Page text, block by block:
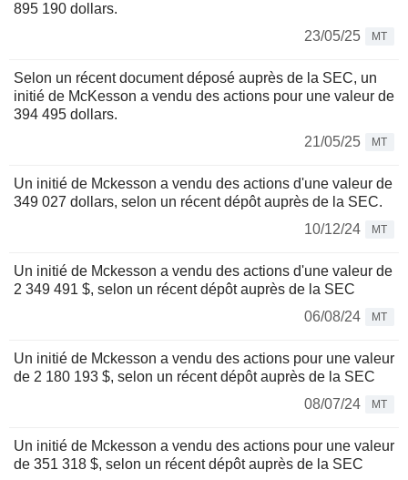
895 190 dollars.
23/05/25
MT
Selon un récent document déposé auprès de la SEC, un
initié de McKesson a vendu des actions pour une valeur de
394 495 dollars.
21/05/25
MT
Un initié de Mckesson a vendu des actions d'une valeur de
349 027 dollars, selon un récent dépôt auprès de la SEC.
10/12/24
MT
Un initié de Mckesson a vendu des actions d'une valeur de
2 349 491 $, selon un récent dépôt auprès de la SEC
06/08/24
MT
Un initié de Mckesson a vendu des actions pour une valeur
de 2 180 193 $, selon un récent dépôt auprès de la SEC
08/07/24
MT
Un initié de Mckesson a vendu des actions pour une valeur
de 351 318 $, selon un récent dépôt auprès de la SEC